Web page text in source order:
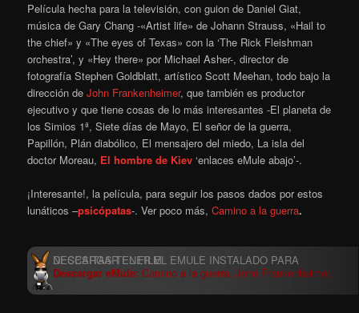
Película hecha para la televisión, con guion de Daniel Giat,
música de Gary Chang -«Artist life» de Johann Strauss, «Hail to
the chief» y «The eyes of Texas» con la ‘The Rick Fleishman
orchestra’, y «Hey there» por Michael Asher-, director de
fotografía Stephen Goldblatt, artístico Scott Meehan, todo bajo la
dirección deJohn Frankenheimer, que también es productor
ejecutivo y que tiene cosas de lo más interesantes -El planeta de
los Simios 1ª, Siete días de Mayo, El señor de la guerra,
Papillón, Plán diabólico, El mensajero del miedo, La isla del
doctor Moreau, El hombre de Kiev ‘enlaces eMule abajo’-.
¡Interesante!, la película, para seguir los pasos dados por estos
lunáticos –psicópatas-. Ver poco más,Camino a la guerra.
Descargar eMule: Camino a la guerra, John Frankenheimer,